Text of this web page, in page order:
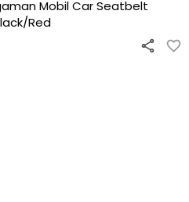
Mobil Car Seatbelt
Red